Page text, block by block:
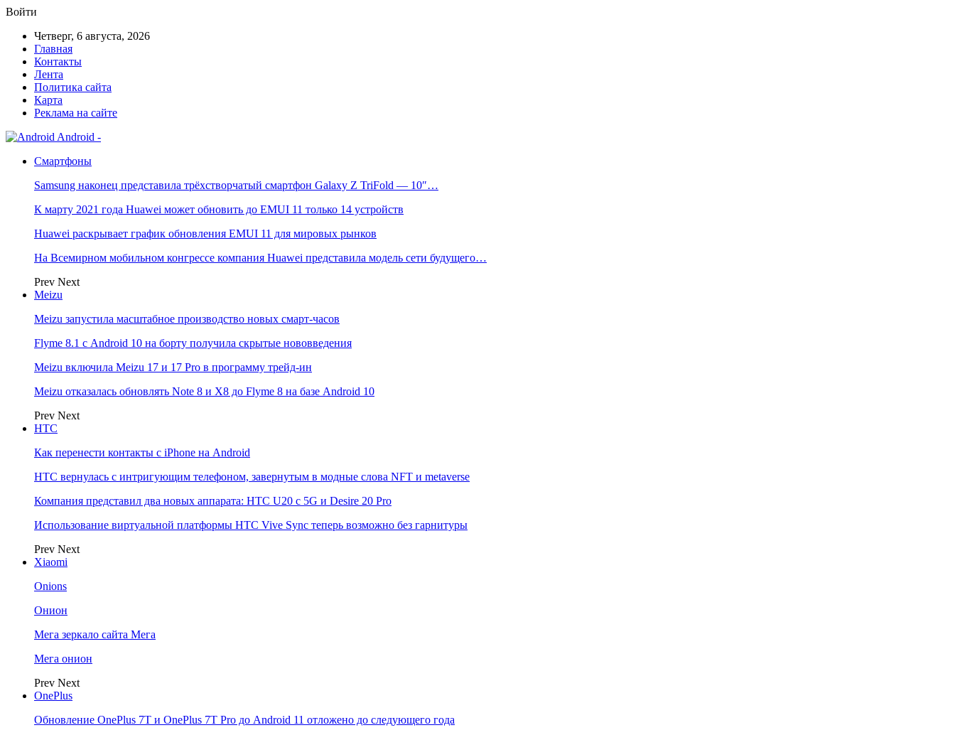
Войти
Четверг, 6 августа, 2026
Главная
Контакты
Лента
Политика сайта
Карта
Реклама на сайте
Android -
Смартфоны
Samsung наконец представила трёхстворчатый смартфон Galaxy Z TriFold — 10″…
К марту 2021 года Huawei может обновить до EMUI 11 только 14 устройств
Huawei раскрывает график обновления EMUI 11 для мировых рынков
На Всемирном мобильном конгрессе компания Huawei представила модель сети будущего…
Prev Next
Meizu
Meizu запустила масштабное производство новых смарт-часов
Flyme 8.1 с Android 10 на борту получила скрытые нововведения
Meizu включила Meizu 17 и 17 Pro в программу трейд-ин
Meizu отказалась обновлять Note 8 и X8 до Flyme 8 на базе Android 10
Prev Next
НТС
Как перенести контакты с iPhone на Android
HTC вернулась с интригующим телефоном, завернутым в модные слова NFT и metaverse
Компания представил два новых аппарата: HTC U20 с 5G и Desire 20 Pro
Использование виртуальной платформы HTC Vive Sync теперь возможно без гарнитуры
Prev Next
Xiaomi
Onions
Онион
Мега зеркало сайта Мега
Мега онион
Prev Next
OnePlus
Обновление OnePlus 7T и OnePlus 7T Pro до Android 11 отложено до следующего года